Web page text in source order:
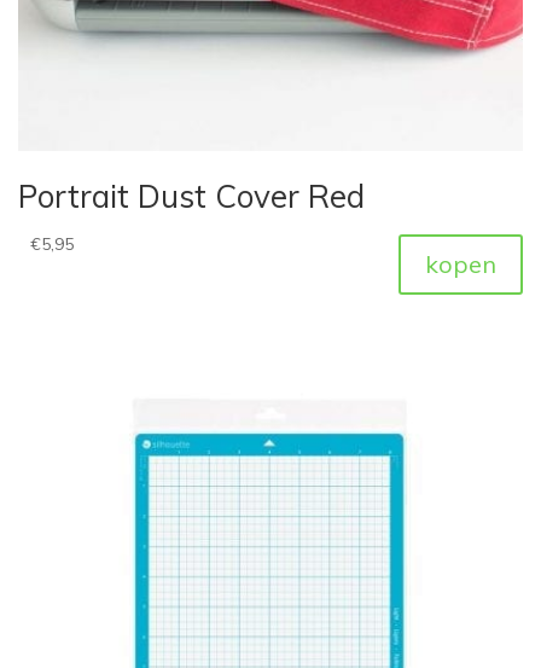
Portrait Dust Cover Red
€5,95
kopen